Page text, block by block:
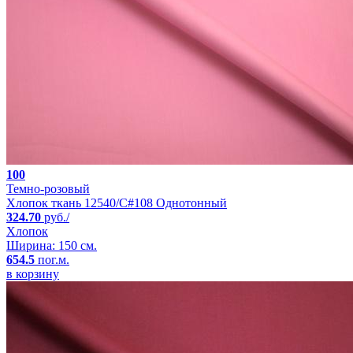
100
Темно-розовый
Хлопок ткань 12540/C#108 Однотонный
324.70 руб./
Хлопок
Ширина: 150 см.
654.5 пог.м.
в корзину